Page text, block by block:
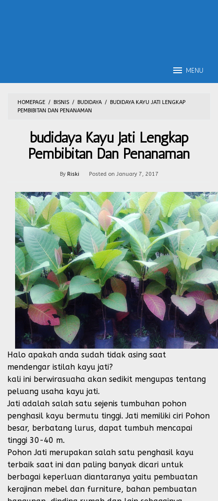
MENU
HOMEPAGE / BISNIS / BUDIDAYA / BUDIDAYA KAYU JATI LENGKAP
PEMBIBITAN DAN PENANAMAN
budidaya Kayu Jati Lengkap
Pembibitan Dan Penanaman
By Riski Posted on January 7, 2017
Halo apakah anda sudah tidak asing saat
mendengar istilah kayu jati?
kali ini berwirasuaha akan sedikit mengupas tentang
peluang usaha kayu jati.
Jati adalah salah satu sejenis tumbuhan pohon
penghasil kayu bermutu tinggi. Jati memiliki ciri Pohon
besar, berbatang lurus, dapat tumbuh mencapai
tinggi 30-40 m.
Pohon Jati merupakan salah satu penghasil kayu
terbaik saat ini dan paling banyak dicari untuk
berbagai keperluan diantaranya yaitu pembuatan
kerajinan mebel dan furniture, bahan pembuatan